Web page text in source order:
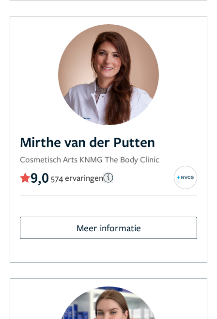
Mirthe van der Putten
Cosmetisch Arts KNMG The Body Clinic
9,0 574 ervaringen
Meer informatie